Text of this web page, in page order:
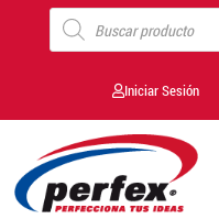
Iniciar Sesión